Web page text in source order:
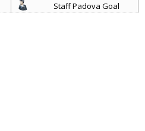
Staff Padova Goal